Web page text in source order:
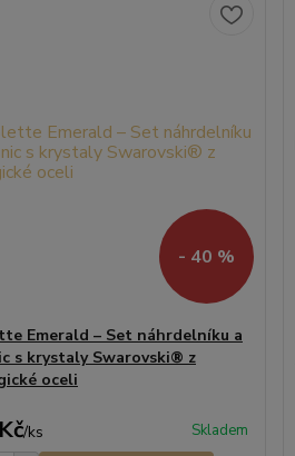
- 40 %
Emerald – Set náhrdelníku a
s krystaly Swarovski® z
oceli
/ks Skladem